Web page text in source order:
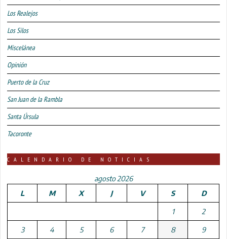
Los Realejos
Los Silos
Miscelánea
Opinión
Puerto de la Cruz
San Juan de la Rambla
Santa Úrsula
Tacoronte
CALENDARIO DE NOTICIAS
agosto 2026
L
M X J V S D
1 2
3 4 5 6 7 8 9